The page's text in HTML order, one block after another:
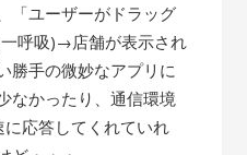
「ユーザーがドラッグ
呼吸)→店舗が表示され
勝手の微妙なアプリに
なかったり、通信環境
応答してくれていれ